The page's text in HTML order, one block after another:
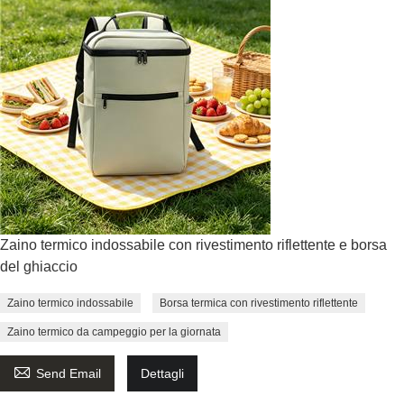
Zaino termico indossabile con rivestimento riflettente e borsa
del ghiaccio
Zaino termico indossabile Borsa termica con rivestimento riflettente
Zaino termico da campeggio per la giornata
 Send Email Dettagli